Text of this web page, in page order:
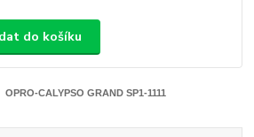
do košíku
OPRO-CALYPSO GRAND SP1-1111